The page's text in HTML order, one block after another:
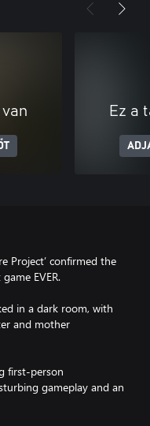
Ez a
Project’ confirmed the
EVER.
in a dark room, with
and mother
first-person
gameplay and an